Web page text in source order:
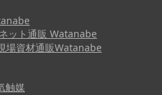
ット通販 Watanabe
場資材通販Watanabe
触媒